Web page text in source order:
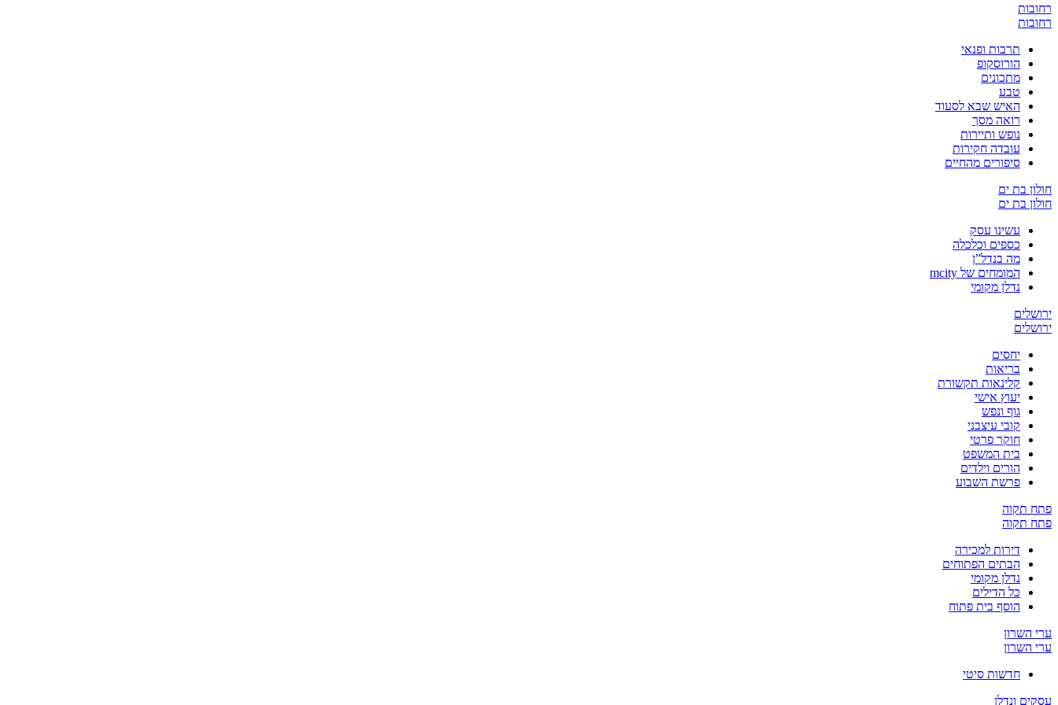
רחובות
רחובות
תרבות ופנאי
הורוסקופ
מתכונים
טבע
האיש שבא לסעוד
רואה מסך
נופש ותיירות
עובדה חקירות
סיפורים מהחיים
חולון בת ים
חולון בת ים
עשינו עסק
כספים וכלכלה
מה בנדל”ן
המומחים של mcity
נדלן מקומי
ירושלים
ירושלים
יחסים
בריאות
קלינאות תקשורת
יעוץ אישי
גוף ונפש
קובי עיצבני
חוקר פרטי
בית המשפט
הורים וילדים
פרשת השבוע
פתח תקוה
פתח תקוה
דירות למכירה
הבתים הפתוחים
נדלן מקומי
כל הדילים
הוסף בית פתוח
ערי השרון
ערי השרון
חדשות סיטי
עסקים ונדלן